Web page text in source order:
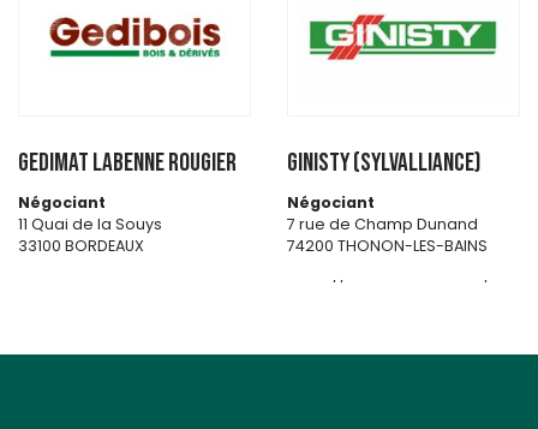
GEDIMAT LABENNE ROUGIER
Négociant
11 Quai de la Souys
33100 BORDEAUX
GINISTY (SYLVALLIANCE)
Négociant
7 rue de Champ Dunand
74200 THONON-LES-BAINS
https://www.ginistybois.fr/